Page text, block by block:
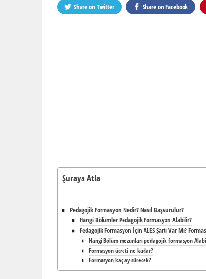
Share on Twitter Share on Facebook
Şuraya Atla
Pedagojik Formasyon Nedir? Nasıl Başvurulur?
Hangi Bölümler Pedagojik Formasyon Alabilir?
Pedagojik Formasyon İçin ALES Şartı Var Mı?
Hangi Bölüm mezunları pedagojik formasyon
Formasyon ücreti ne kadar?
Formasyon kaç ay sürecek?